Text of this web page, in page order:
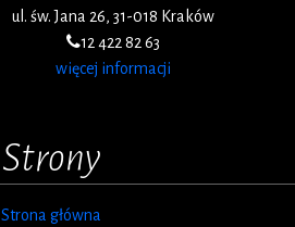
ul. św. Jana 26, 31-018 Kraków
12 422 82 63
więcej informacji
Strony
Strona główna